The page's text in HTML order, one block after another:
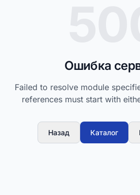
Ошибка
Failed to resolve module
references must start with
Назад Каталог